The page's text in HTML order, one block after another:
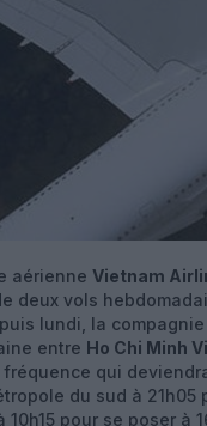
aérienne Vietnam
deux vols
lundi, la
entre Ho Chi Minh
qui
du sud à 21h05
10h15 pour se poser à